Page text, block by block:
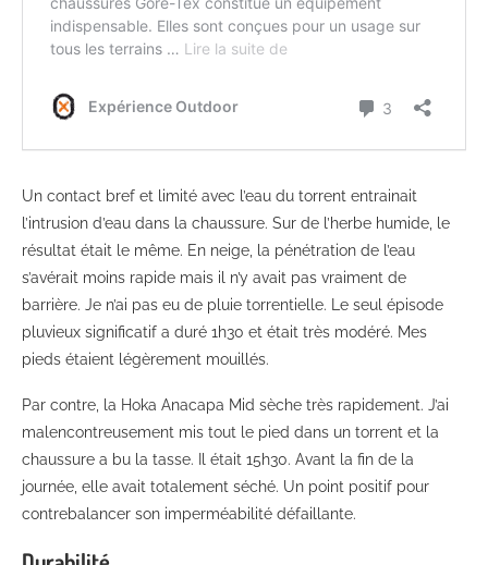
Un contact bref et limité avec l’eau du torrent entrainait
l’intrusion d’eau dans la chaussure. Sur de l’herbe humide, le
résultat était le même. En neige, la pénétration de l’eau
s’avérait moins rapide mais il n’y avait pas vraiment de
barrière. Je n’ai pas eu de pluie torrentielle. Le seul épisode
pluvieux significatif a duré 1h30 et était très modéré. Mes
pieds étaient légèrement mouillés.
Par contre, la Hoka Anacapa Mid sèche très rapidement. J’ai
malencontreusement mis tout le pied dans un torrent et la
chaussure a bu la tasse. Il était 15h30. Avant la fin de la
journée, elle avait totalement séché. Un point positif pour
contrebalancer son imperméabilité défaillante.